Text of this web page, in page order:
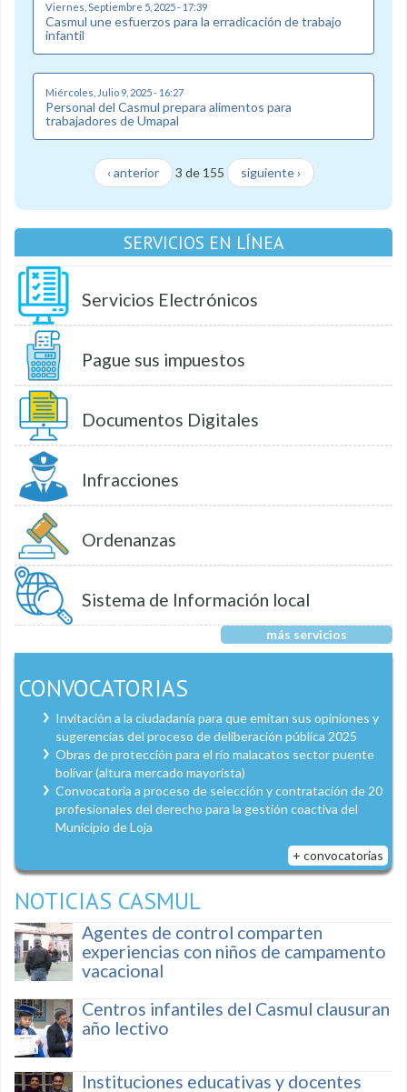
Viernes, Septiembre 5, 2025 - 17:39
Casmul une esfuerzos para la erradicación de trabajo
infantil
Miércoles, Julio 9, 2025 - 16:27
Personal del Casmul prepara alimentos para
trabajadores de Umapal
‹ anterior 3 de 155 siguiente ›
SERVICIOS EN LÍNEA
Servicios Electrónicos
Pague sus impuestos
Documentos Digitales
Infracciones
Ordenanzas
Sistema de Información local
más servicios
CONVOCATORIAS
Invitación a la ciudadanía para que emitan sus opiniones y
sugerencias del proceso de deliberación pública 2025
Obras de protección para el río malacatos sector puente
bolívar (altura mercado mayorista)
Convocatoria a proceso de selección y contratación de 20
profesionales del derecho para la gestión coactiva del
Municipio de Loja
+ convocatorias
NOTICIAS CASMUL
Agentes de control comparten
experiencias con niños de campamento
vacacional
Centros infantiles del Casmul clausuran
año lectivo
Instituciones educativas y docentes